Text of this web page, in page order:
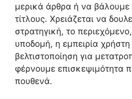
μερικά άρθρα ή να βάλουμε
τίτλους. Χρειάζεται να
στρατηγική, το
υποδομή, η εμπειρία χρήστη
βελτιστοποίηση για
φέρνουμε επισκεψιμότητα
πουθενά.